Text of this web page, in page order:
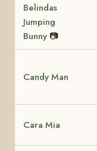
Belindas
Jumping
Bunny 📷
Candy Man
Cara Mia